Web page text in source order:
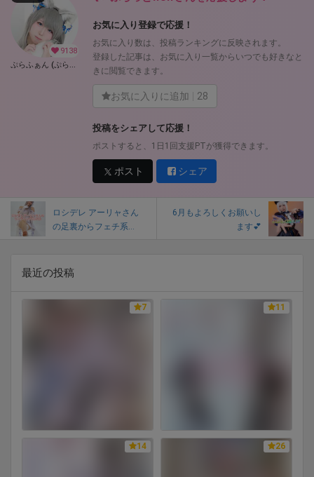
9138
ぷらふぁん (ぷらっとwolf)
お気に入り登録で応援！
お気に入り数は、投稿ランキングに反映されます。
登録した記事は、お気に入り一覧からいつでも好きなと
きに閲覧できます。
お気に入りに追加 28
投稿をシェアして応援！
ポストすると、1日1回支援PTが獲得できます。
ポスト シェア
ロシデレ アーリャさん
の足裏からフェチ系...
6月もよろしくお願いし
ます💕
最近の投稿
7 11
14 26